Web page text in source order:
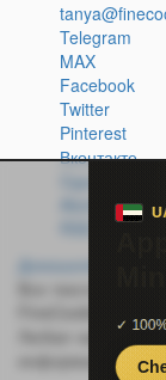
Telegram
MAX
Facebook
Twitter
Pinterest
Вконтакте
Домашняя кухня
FineCooking.ru,
Любая частичная
информации без